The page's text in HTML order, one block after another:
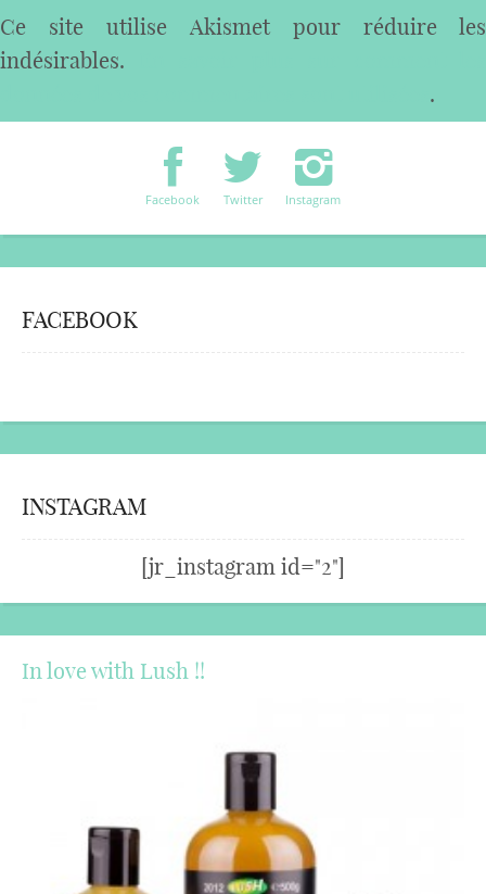
Ce site utilise Akismet pour réduire les
indésirables.
.
Facebook Twitter Instagram
FACEBOOK
INSTAGRAM
[jr_instagram id="2"]
In love with Lush !!